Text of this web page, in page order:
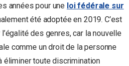
années pour une loi fédérale sur
été adoptée en 2019. C’est
des genres, car la nouvelle
comme un droit de la personne
toute discrimination